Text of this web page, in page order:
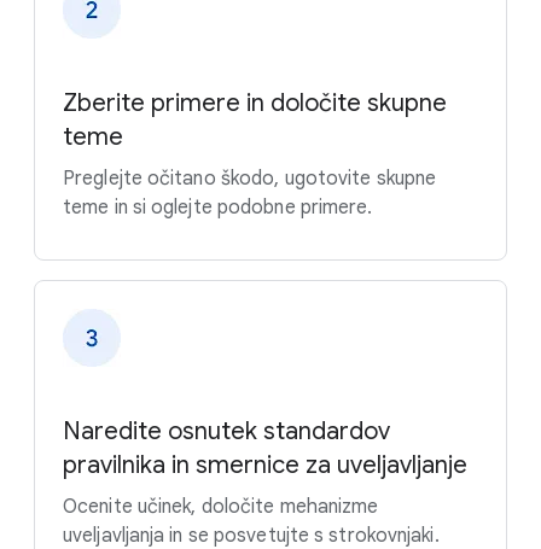
Zberite primere in določite skupne
teme
Preglejte očitano škodo, ugotovite skupne
teme in si oglejte podobne primere.
Naredite osnutek standardov
pravilnika in smernice za uveljavljanje
Ocenite učinek, določite mehanizme
uveljavljanja in se posvetujte s strokovnjaki.